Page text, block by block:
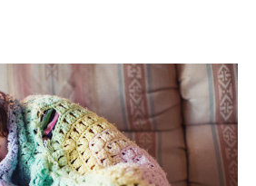
PARA PROFESIONALES
CUPONES